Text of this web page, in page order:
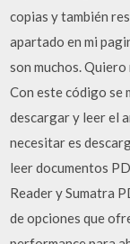
copias y también
apartado en mi
son muchos.
Con este código se
descargar y leer el
necesitar es
leer documentos
Reader y Sumatra
de opciones que